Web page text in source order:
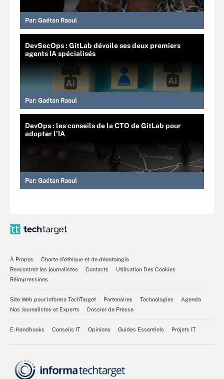
Par: Gaétan Raoul
DevSecOps : GitLab dévoile ses deux premiers
agents IA spécialisés
Par: Gaétan Raoul
DevOps : les conseils de la CTO de GitLab pour
adopter l’IA
Par: Gaétan Raoul
À Propos
Charte d’éthique et de déontologie
Rencontrez les journalistes
Contacts
Utilisation Des Cookies
Réimpressions
Site Web pour Informa TechTarget Partenaires Technologies
Agenda
Nos Journalistes et Experts
Dossier de Presse
E-Handbooks Conseils IT Opinions Guides Essentiels Projets IT